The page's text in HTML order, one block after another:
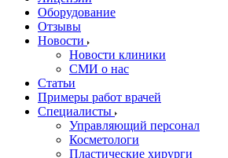
Оборудование
Отзывы
Новости
Новости клиники
СМИ о нас
Статьи
Примеры работ врачей
Специалисты
Управляющий персонал
Косметологи
Пластические хирурги